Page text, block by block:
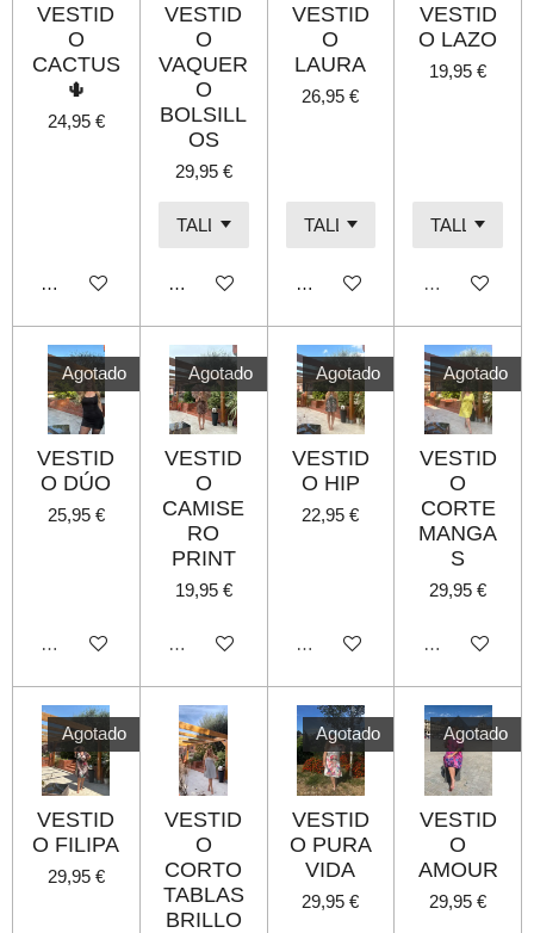
VESTID
O
CACTUS
🌵
24,95 €
Añadir al carrito
VESTID
O
VAQUER
O
BOLSILL
OS
29,95 €
Añadir al carrito
VESTID
O
LAURA
26,95 €
Añadir al carrito
VESTID
O LAZO
19,95 €
Agotado
Agotado
VESTID
O DÚO
25,95 €
Agotado
Agotado
VESTID
O
CAMISE
RO
PRINT
19,95 €
Agotado
Agotado
VESTID
O HIP
22,95 €
Agotado
Agotado
VESTID
O
CORTE
MANGA
S
29,95 €
Agotado
Agotado
VESTID
O FILIPA
29,95 €
VESTID
O
CORTO
TABLAS
BRILLO
Agotado
VESTID
O PURA
VIDA
29,95 €
Agotado
VESTID
O
AMOUR
29,95 €